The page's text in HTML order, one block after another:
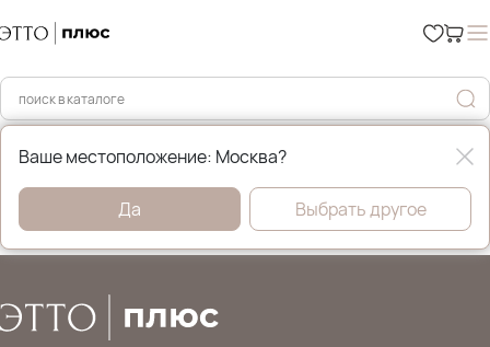
Главная Бренды & Other Stories
& Other Stories
Ваше местоположение: Москва?
Да Выбрать другое